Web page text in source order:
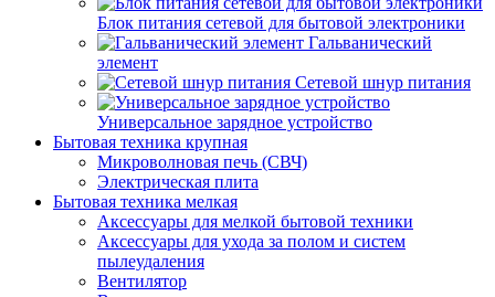
Блок питания сетевой для бытовой электроники
Гальванический
элемент
Сетевой шнур питания
Универсальное зарядное устройство
Бытовая техника крупная
Микроволновая печь (СВЧ)
Электрическая плита
Бытовая техника мелкая
Аксессуары для мелкой бытовой техники
Аксессуары для ухода за полом и систем
пылеудаления
Вентилятор